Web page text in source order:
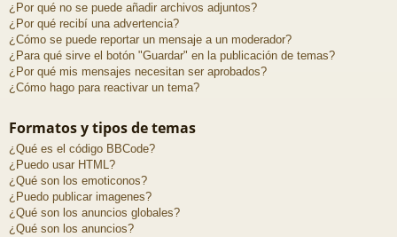
¿Por qué no se puede añadir archivos adjuntos?
¿Por qué recibí una advertencia?
¿Cómo se puede reportar un mensaje a un moderador?
¿Para qué sirve el botón "Guardar" en la publicación de temas?
¿Por qué mis mensajes necesitan ser aprobados?
¿Cómo hago para reactivar un tema?
Formatos y tipos de temas
¿Qué es el código BBCode?
¿Puedo usar HTML?
¿Qué son los emoticonos?
¿Puedo publicar imagenes?
¿Qué son los anuncios globales?
¿Qué son los anuncios?